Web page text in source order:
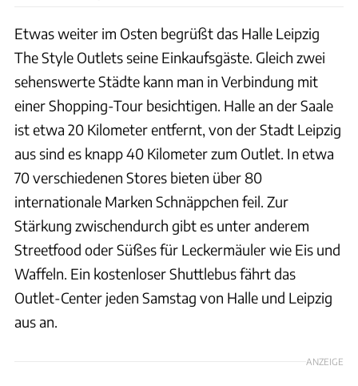
Etwas weiter im Osten begrüßt das Halle Leipzig
The Style Outlets seine Einkaufsgäste. Gleich zwei
sehenswerte Städte kann man in Verbindung mit
einer Shopping-Tour besichtigen. Halle an der Saale
ist etwa 20 Kilometer entfernt, von der Stadt Leipzig
aus sind es knapp 40 Kilometer zum Outlet. In etwa
70 verschiedenen Stores bieten über 80
internationale Marken Schnäppchen feil. Zur
Stärkung zwischendurch gibt es unter anderem
Streetfood oder Süßes für Leckermäuler wie Eis und
Waffeln. Ein kostenloser Shuttlebus fährt das
Outlet-Center jeden Samstag von Halle und Leipzig
aus an.
ANZEIGE